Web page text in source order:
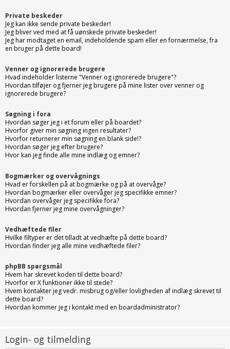
Private beskeder
Jeg kan ikke sende private beskeder!
Jeg bliver ved med at få uønskede private beskeder!
Jeg har modtaget en email, indeholdende spam eller en fornærmelse, fra
en bruger på dette board!
Venner og ignorerede brugere
Hvad indeholder listerne "Venner og ignorerede brugere"?
Hvordan tilføjer og fjerner jeg brugere på mine lister over venner og
ignorerede brugere?
Søgning i fora
Hvordan søger jeg i et forum eller på boardet?
Hvorfor giver min søgning ingen resultater?
Hvorfor returnerer min søgning en blank side!?
Hvordan søger jeg efter brugere?
Hvor kan jeg finde alle mine indlæg og emner?
Bogmærker og overvågnings
Hvad er forskellen på at bogmærke og på at overvåge?
Hvordan bogmærker eller overvåger jeg specifikke emner?
Hvordan overvåger jeg specifikke fora?
Hvordan fjerner jeg mine overvågninger?
Vedhæftede filer
Hvilke filtyper er det tilladt at vedhæfte på dette board?
Hvordan finder jeg alle mine vedhæftede filer?
phpBB spørgsmål
Hvem har skrevet koden til dette board?
Hvorfor er X funktioner ikke til stede?
Hvem kontakter jeg vedr. misbrug og/eller lovligheden af indlæg skrevet til
dette board?
Hvordan kommer jeg i kontakt med en boardadministrator?
Login- og tilmelding